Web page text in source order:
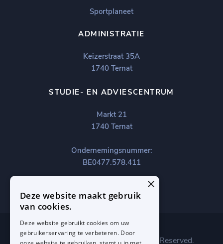
Sportplaneet
ADMINISTRATIE
Keizerstraat 35A
1740 Ternat
STUDIE- EN ADVIESCENTRUM
Markt 21
1740 Ternat
Ondernemingsnummer:
BE0477.578.411
Copyright © 2023 Infano. All Rights Reserved.
×
Deze website maakt gebruik
van cookies.
Deze website gebruikt cookies om uw
gebruikerservaring te verbeteren. Door